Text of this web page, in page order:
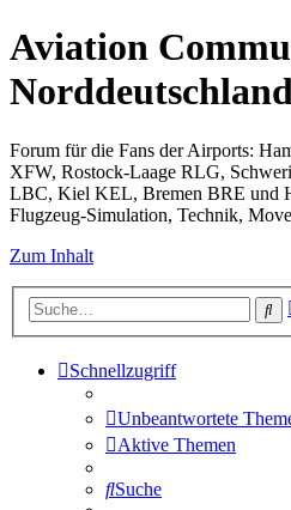
Aviation
Forum für die Fans der Airports:
XFW, Rostock-Laage RLG,
LBC, Kiel KEL, Bremen BRE und
Flugzeug-Simulation, Technik,
Zum Inhalt
Schnellzugriff
Unbeantwortete
Aktive Themen
Suche